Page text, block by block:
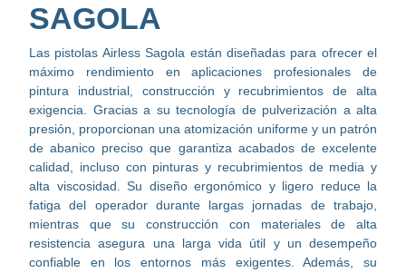
SAGOLA
Las pistolas Airless Sagola están diseñadas para ofrecer el
máximo rendimiento en aplicaciones profesionales de
pintura industrial, construcción y recubrimientos de alta
exigencia. Gracias a su tecnología de pulverización a alta
presión, proporcionan una atomización uniforme y un patrón
de abanico preciso que garantiza acabados de excelente
calidad, incluso con pinturas y recubrimientos de media y
alta viscosidad. Su diseño ergonómico y ligero reduce la
fatiga del operador durante largas jornadas de trabajo,
mientras que su construcción con materiales de alta
resistencia asegura una larga vida útil y un desempeño
confiable en los entornos más exigentes. Además, su